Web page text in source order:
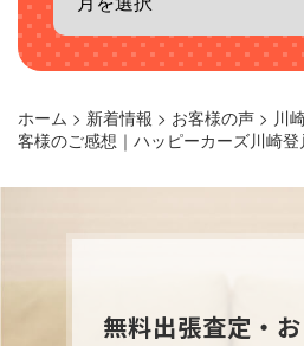
ホーム > 新着情報 > お客様の声 > 川
客様のご感想｜ハッピーカーズ川崎登
無料出張査定・